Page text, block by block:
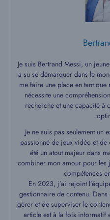
Je suis Bertrand Messi, un
a su se démarquer dans le
me faire une place en tant
nécessite une
recherche et une capacité à
Je ne suis pas seulement un
passionné de jeux vidéo et
été un atout majeur dans
combiner mon amour pour les
compétences
En 2023, j’ai rejoint
gestionnaire de contenu.
gérer et de superviser le
article est à la fois informatif